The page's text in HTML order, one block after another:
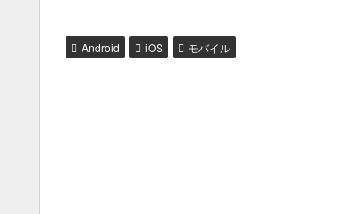
Android iOS モバイル